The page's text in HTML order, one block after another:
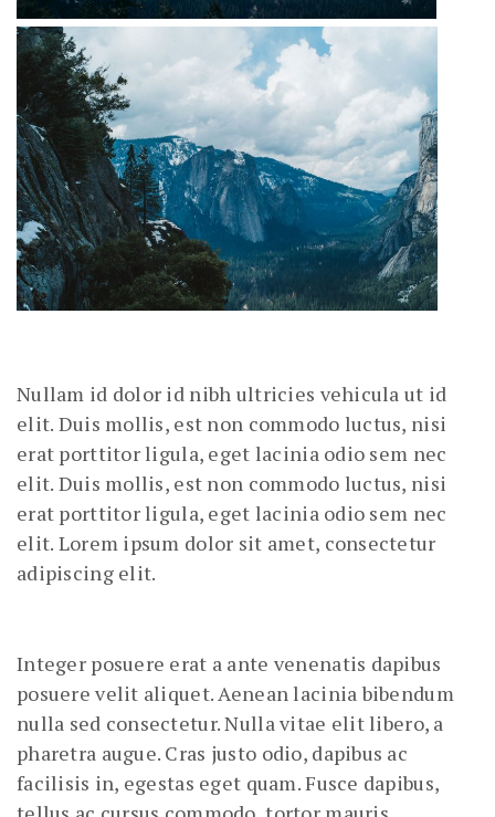
Nullam id dolor id nibh ultricies vehicula ut id
elit. Duis mollis, est non commodo luctus, nisi
erat porttitor ligula, eget lacinia odio sem nec
elit. Duis mollis, est non commodo luctus, nisi
erat porttitor ligula, eget lacinia odio sem nec
elit. Lorem ipsum dolor sit amet, consectetur
adipiscing elit.
Integer posuere erat a ante venenatis dapibus
posuere velit aliquet. Aenean lacinia bibendum
nulla sed consectetur. Nulla vitae elit libero, a
pharetra augue. Cras justo odio, dapibus ac
facilisis in, egestas eget quam. Fusce dapibus,